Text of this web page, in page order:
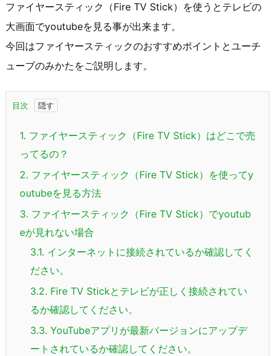
ファイヤースティック（Fire TV Stick）を使うとテレビの
大画面でyoutubeを見る事が出来ます。
今回はファイヤースティックのおすすめポイントとユーチ
ューブのみかたをご説明します。
目次
1. ファイヤースティック（Fire TV Stick）はどこで売
ってるの？
2. ファイヤースティック（Fire TV Stick）を使ってy
outubeを見る方法
3. ファイヤースティック（Fire TV Stick）でyoutub
eが見れない場合
3.1. インターネットに接続されているか確認してく
ださい。
3.2. Fire TV Stickとテレビが正しく接続されてい
るか確認してください。
3.3. YouTubeアプリが最新バージョンにアップデ
ートされているか確認してください。